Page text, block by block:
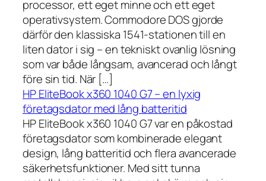
processor, ett eget minne och ett eget
operativsystem. Commodore DOS gjorde
därför den klassiska 1541-stationen till en
liten dator i sig – en tekniskt ovanlig lösning
som var både långsam, avancerad och långt
före sin tid. När […]
HP EliteBook x360 1040 G7 – en lyxig
företagsdator med lång batteritid
HP EliteBook x360 1040 G7 var en påkostad
företagsdator som kombinerade elegant
design, lång batteritid och flera avancerade
säkerhetsfunktioner. Med sitt tunna